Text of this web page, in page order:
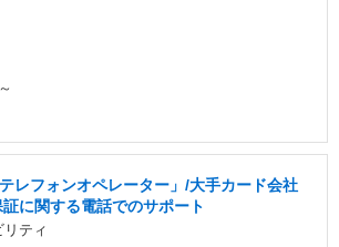
レフォンオペレーター」/大手カード会社
に関する電話でのサポート
ティ